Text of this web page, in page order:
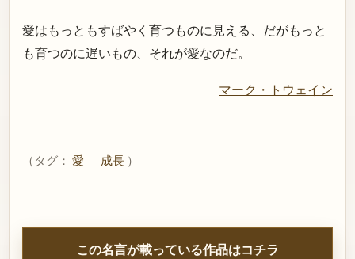
愛はもっともすばやく育つものに見える、だがもっと
も育つのに遅いもの、それが愛なのだ。
マーク・トウェイン
（タグ： 愛 成長 ）
この名言が載っている作品はコチラ